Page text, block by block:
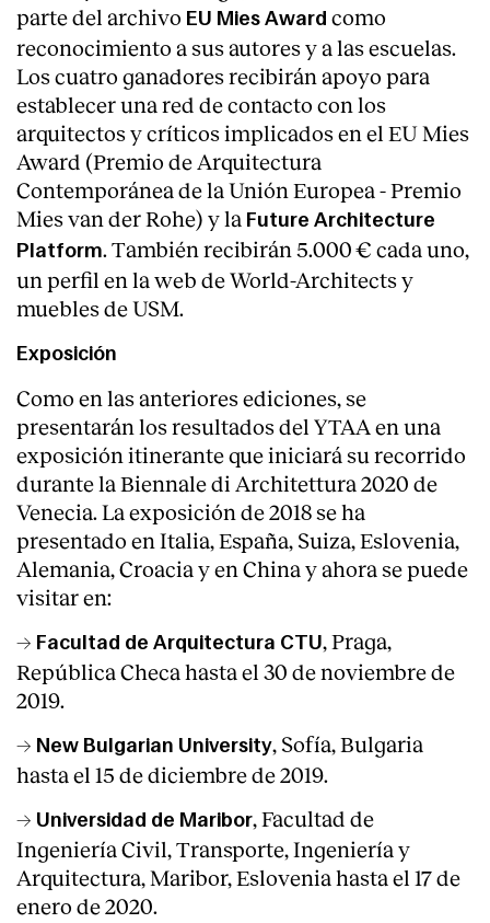
parte del archivo EU Mies Award como
reconocimiento a sus autores y a las escuelas.
Los cuatro ganadores recibirán apoyo para
establecer una red de contacto con los
arquitectos y críticos implicados en el EU Mies
Award (Premio de Arquitectura
Contemporánea de la Unión Europea - Premio
Mies van der Rohe) y la Future Architecture
Platform. También recibirán 5.000 € cada uno,
un perfil en la web de World-Architects y
muebles de USM.
Exposición
Como en las anteriores ediciones, se
presentarán los resultados del YTAA en una
exposición itinerante que iniciará su recorrido
durante la Biennale di Architettura 2020 de
Venecia. La exposición de 2018 se ha
presentado en Italia, España, Suiza, Eslovenia,
Alemania, Croacia y en China y ahora se puede
visitar en:
→ Facultad de Arquitectura CTU, Praga,
República Checa hasta el 30 de noviembre de
2019.
→ New Bulgarian University, Sofía, Bulgaria
hasta el 15 de diciembre de 2019.
→ Universidad de Maribor, Facultad de
Ingeniería Civil, Transporte, Ingeniería y
Arquitectura, Maribor, Eslovenia hasta el 17 de
enero de 2020.